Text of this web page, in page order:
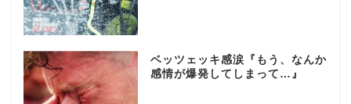
ベッツェッキ感涙『もう、なんか
感情が爆発してしまって…』